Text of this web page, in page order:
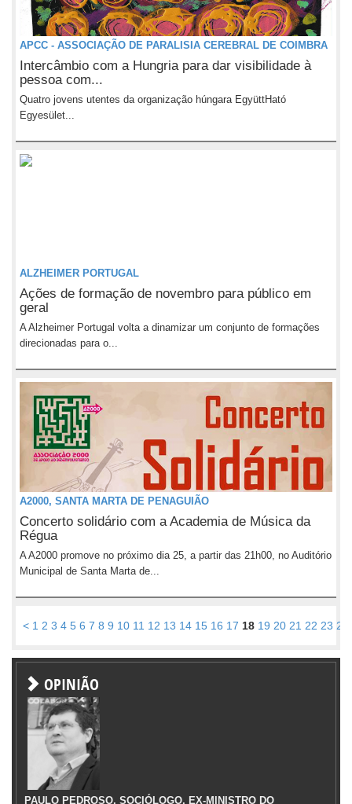
APCC - ASSOCIAÇÃO DE PARALISIA CEREBRAL DE COIMBRA
Intercâmbio com a Hungria para dar visibilidade à
pessoa com...
Quatro jovens utentes da organização húngara EgyüttHató
Egyesület...
ALZHEIMER PORTUGAL
Ações de formação de novembro para público em
geral
A Alzheimer Portugal volta a dinamizar um conjunto de formações
direcionadas para o...
A2000, SANTA MARTA DE PENAGUIÃO
Concerto solidário com a Academia de Música da
Régua
A A2000 promove no próximo dia 25, a partir das 21h00, no Auditório
Municipal de Santa Marta de...
< 1 2 3 4 5 6 7 8 9 10 11 12 13 14 15 16 17 18 19 20 21 22 23 24
OPINIÃO
PAULO PEDROSO, SOCIÓLOGO, EX-MINISTRO DO